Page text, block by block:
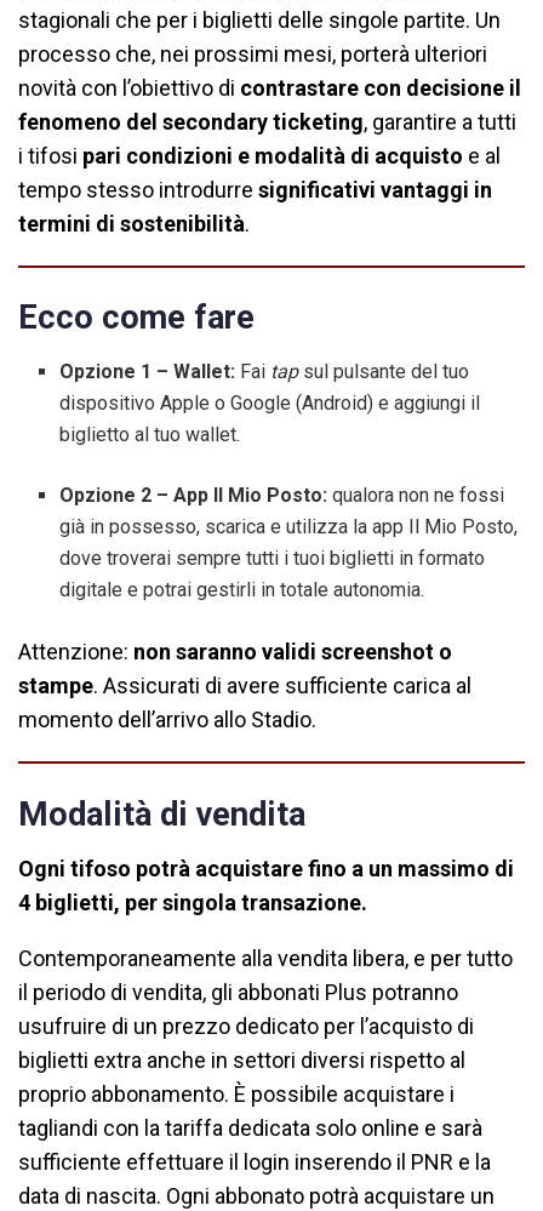
stagionali che per i biglietti delle singole partite. Un
processo che, nei prossimi mesi, porterà ulteriori
novità con l’obiettivo di contrastare con decisione il
fenomeno del secondary ticketing, garantire a tutti
i tifosi pari condizioni e modalità di acquisto e al
tempo stesso introdurre significativi vantaggi in
termini di sostenibilità.
Ecco come fare
Opzione 1 – Wallet: Fai tap sul pulsante del tuo
dispositivo Apple o Google (Android) e aggiungi il
biglietto al tuo wallet.
Opzione 2 – App Il Mio Posto:qualora non ne fossi
già in possesso, scarica e utilizza la app Il Mio Posto,
dove troverai sempre tutti i tuoi biglietti in formato
digitale e potrai gestirli in totale autonomia.
Attenzione: non saranno validi screenshot o
stampe. Assicurati di avere sufficiente carica al
momento dell’arrivo allo Stadio.
Modalità di vendita
Ogni tifoso potrà acquistare fino a un massimo di
4 biglietti, per singola transazione.
Contemporaneamente alla vendita libera, e per tutto
il periodo di vendita, gli abbonati Plus potranno
usufruire di un prezzo dedicato per l’acquisto di
biglietti extra anche in settori diversi rispetto al
proprio abbonamento. È possibile acquistare i
tagliandi con la tariffa dedicata solo online e sarà
sufficiente effettuare il login inserendo il PNR e la
data di nascita. Ogni abbonato potrà acquistare un